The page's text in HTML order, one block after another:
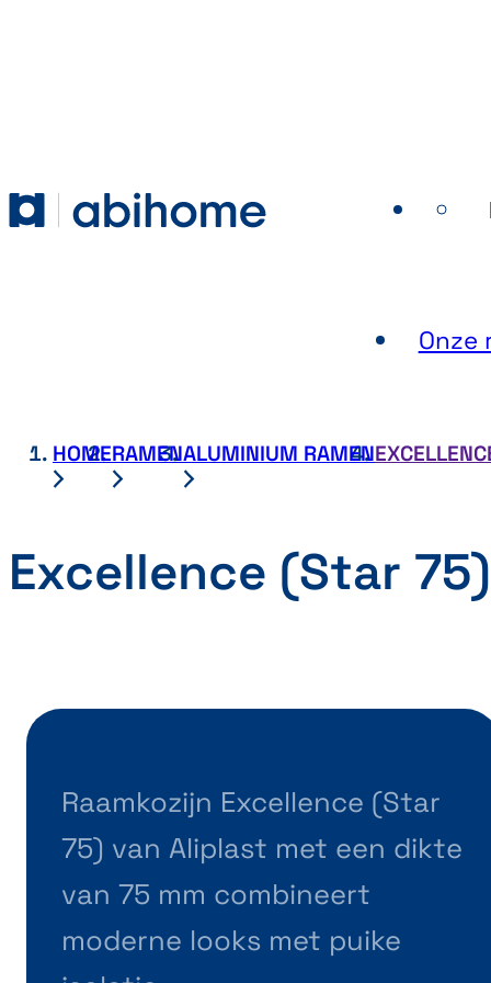
Abihome
Onze
HOMERAMENALUMINIUM RAMEN
Excellence (Star 75)
Raamkozijn Excellence (Star
75) van Aliplast met een dikte
van 75 mm combineert
moderne looks met puike